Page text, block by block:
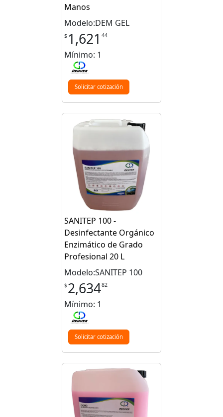
Manos
Modelo:DEM GEL
$ 1,621 44
Mínimo: 1
Solicitar cotización
SANITEP 100 -
Desinfectante Orgánico
Enzimático de Grado
Profesional 20 L
Modelo:SANITEP 100
$2,63482
Mínimo: 1
Solicitar cotización